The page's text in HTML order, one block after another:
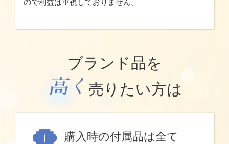
ので利益は重視しておりません。
ブランド品を
売りたい方は
購入時の付属品は全て